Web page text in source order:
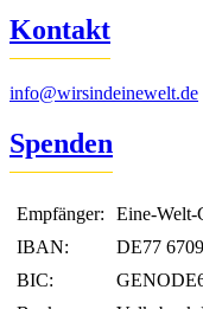
Kontakt
info@wirsindeinewelt.de
Spenden
Empfänger:
Eine-Welt-
IBAN:
DE77
BIC: